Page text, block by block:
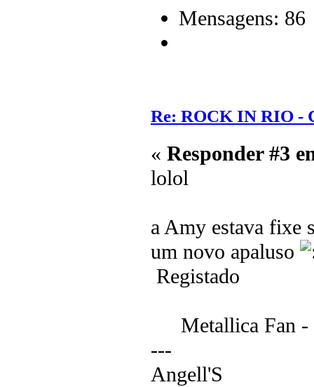
Mensagens: 86
Re: ROCK IN RIO -
« Responder #3
lolol
a Amy estava fixe
um novo apaluso
Registado
Metallica Fan
---
Angell'S